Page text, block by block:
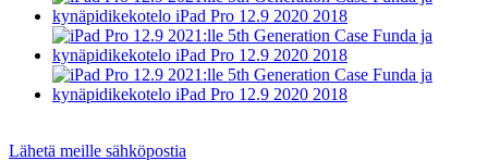
Lähetä meille sähköpostia